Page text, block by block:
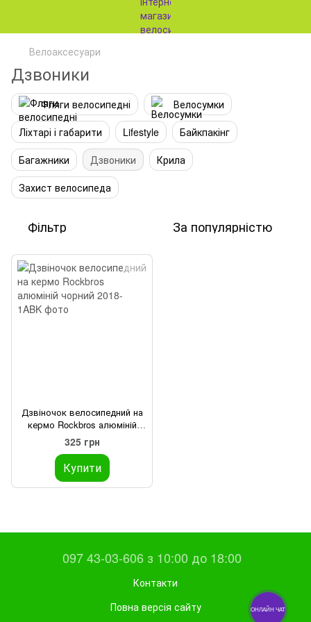
Велоаксесуари
Дзвоники
Фляги велосипедні
Велосумки
Ліхтарі і габарити
Lifestyle
Байкпакінг
Багажники
Дзвоники
Крила
Захист велосипеда
Фільтр За популярністю
Дзвіночок велосипедний на
кермо Rockbros алюміній
чорний
325 грн
Купити
097 43-03-606 з 10:00 до 18:00
Контакти
Повна версія сайту
ОНЛАЙН ЧАТ